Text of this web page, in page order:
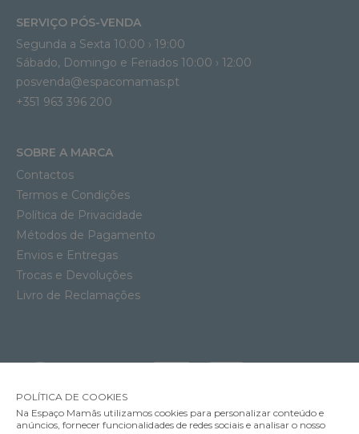
SERVIÇO PÓS-VENDA
Segunda a Sexta 10:00 › 19:00
Sábado, Domingo e Feriados 10:00 › 12:00
posvenda@espacomamas.pt
+351 963 396 200
SOBRE A MARCA
Contactos
Termos e Condições
Política de Privacidade
Métodos de Pagamento
Envios e Entregas
Trocas e Devoluções
Livro de Reclamações
POLÍTICA DE COOKIES
Na Espaço Mamãs utilizamos cookies para personalizar conteúdo e
anúncios, fornecer funcionalidades de redes sociais e analisar o nosso